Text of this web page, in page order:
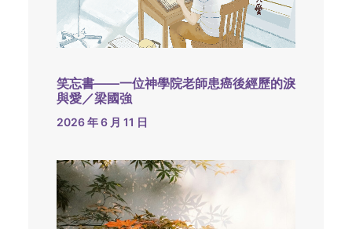
笑忘書——一位神學院老師患癌後經歷的淚
與愛／梁國強
2026 年 6 月 11 日